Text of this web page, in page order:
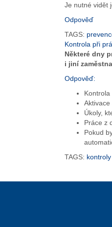
Je nutné vidět
Odpověď
TAGS:
Kontrola při
Některé dny
i jiní
Odpověď:
Úkoly,
Práce z
Pokud
TAGS: kontroly